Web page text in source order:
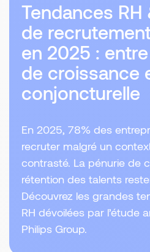
Tendances RH
de
en 2025 :
de croissance
conjoncturelle
En 2025, 78% des
recruter malgré un
contrasté. La pénurie de
rétention des talents
Découvrez les grandes
RH dévoilées par l’étude
Philips Group.